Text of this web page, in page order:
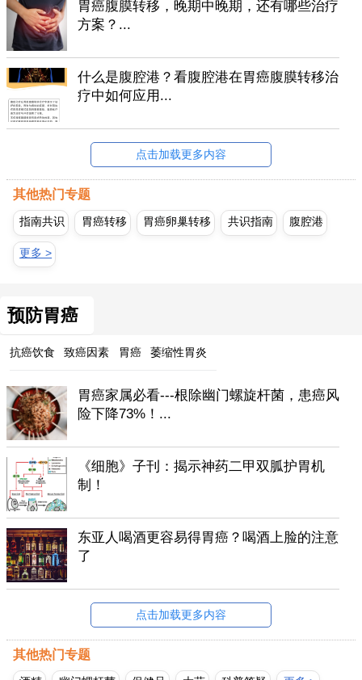
胃癌腹膜转移，晚期中晚期，还有哪些治疗
方案？...
什么是腹腔港？看腹腔港在胃癌腹膜转移治
疗中如何应用...
点击加载更多内容
其他热门专题
指南共识 胃癌转移 胃癌卵巢转移 共识指南 腹腔港
更多 >
预防胃癌
抗癌饮食 致癌因素 胃癌 萎缩性胃炎
胃癌家属必看---根除幽门螺旋杆菌，患癌风
险下降73%！...
《细胞》子刊：揭示神药二甲双胍护胃机
制！
东亚人喝酒更容易得胃癌？喝酒上脸的注意
了
点击加载更多内容
其他热门专题